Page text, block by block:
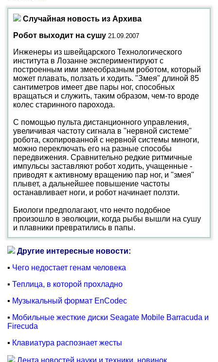
Случайная новость из Архива
Робот выходит на сушу 21.09.2007
Инженеры из швейцарского Технологического
института в Лозанне экспериментируют с
построенным ими змееобразным роботом, который
может плавать, ползать и ходить. "Змея" длиной 85
сантиметров имеет две пары ног, способных
вращаться и служить, таким образом, чем-то вроде
колес старинного парохода.
С помощью пульта дистанционного управления,
увеличивая частоту сигнала в "нервной системе"
робота, скопированной с нервной системы миноги,
можно переключать его на разные способы
передвижения. Сравнительно редкие ритмичные
импульсы заставляют робот ходить, учащенные -
приводят к активному вращению пар ног, и "змея"
плывет, а дальнейшее повышение частоты
останавливает ноги, и робот начинает ползти.
Биологи предполагают, что нечто подобное
произошло в эволюции, когда рыбы вышли на сушу
и плавники превратились в папы.
Другие интересные новости:
▪ Чего недостает генам человека
▪ Теплица, в которой прохладно
▪ Музыкальный формат EnCodec
▪ Мобильные жесткие диски Seagate Mobile Barracuda и
Firecuda
▪ Клавиатура распознает жесты
Лента новостей науки и техники, новинок